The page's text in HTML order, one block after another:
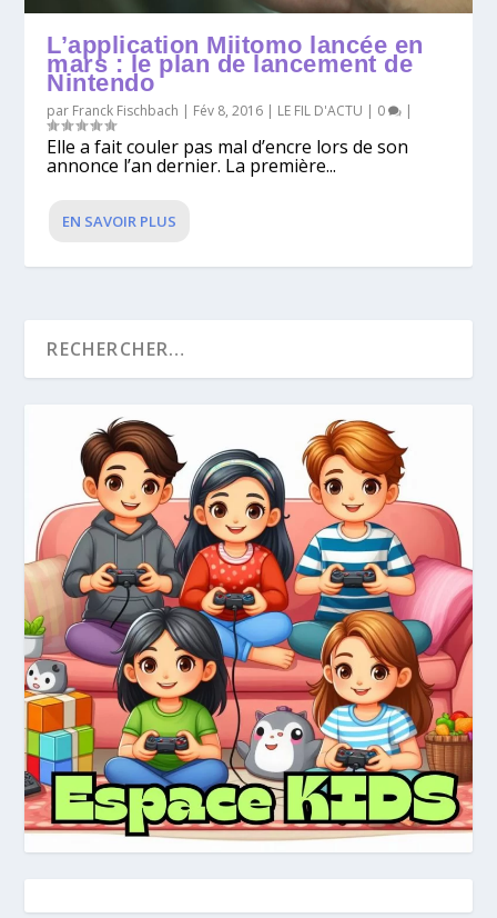
L’application Miitomo lancée en
mars : le plan de lancement de
Nintendo
par Franck Fischbach | Fév 8, 2016 | LE FIL D'ACTU | 0 |
Elle a fait couler pas mal d’encre lors de son
annonce l’an dernier. La première...
EN SAVOIR PLUS